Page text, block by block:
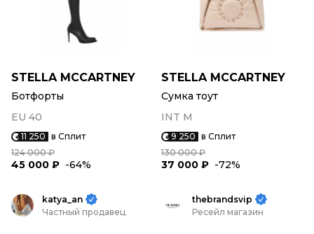
STELLA MCCARTNEY
Ботфорты
EU 40
11 250 в Сплит
124 000 ₽
45 000 ₽ -64%
STELLA MCCARTNEY
Сумка тоут
INT M
9 250 в Сплит
130 000 ₽
37 000 ₽ -72%
katya_an
Частный продавец
thebrandsvip
Ресейл магазин